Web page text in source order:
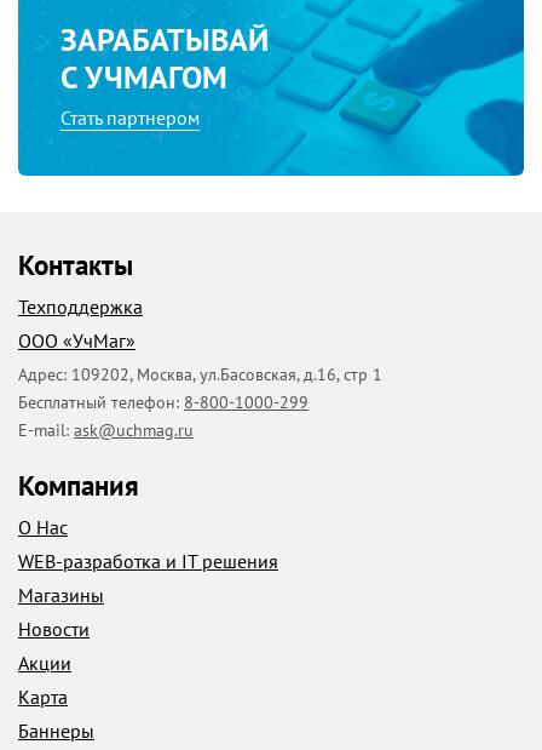
ЗАРАБАТЫВАЙ
С УЧМАГОМ
Стать партнером
Контакты
Техподдержка
ООО «УчМаг»
Адрес: 109202, Москва,ул.Басовская, д.16, стр 1
Бесплатный телефон: 8-800-1000-299
E-mail: ask@uchmag.ru
Компания
О Нас
WEB-разработка и IT решения
Магазины
Новости
Акции
Карта
Баннеры